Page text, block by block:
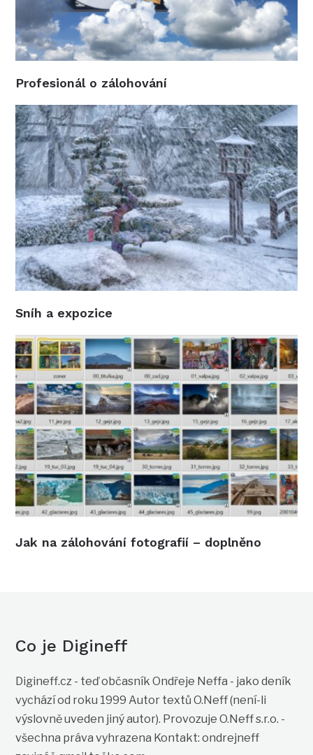
Profesionál o zálohování
Sníh a expozice
Jak na zálohování fotografií – doplněno
Co je Digineff
Digineff.cz - teď občasník Ondřeje Neffa - jako deník
vychází od roku 1999 Autor textů O.Neff (není-li
výslovně uveden jiný autor). Provozuje O.Neff s.r.o. -
všechna práva vyhrazena Kontakt: ondrejneff